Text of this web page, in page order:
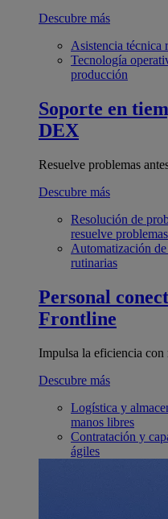
Descubre más
Asistencia técnica
Tecnología
producción
Soporte en
DEX
Resuelve problemas
Descubre más
Resolución de
resuelve problemas
Automatización
rutinarias
Personal
Frontline
Impulsa la eficiencia con
Descubre más
Logística y
manos libres
Contratación y
ágiles